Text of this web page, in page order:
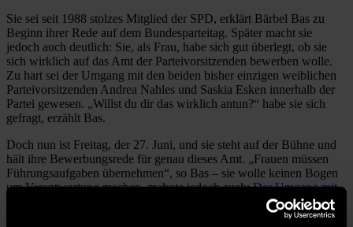
Sie sei seit 1988 stolzes Mitglied der SPD, erklärt Bärbel Bas zu
Beginn ihrer Rede auf dem Bundesparteitag. Später macht sie
jedoch auch deutlich: Sie, als Frau, habe sich gut überlegt, ob sie
sich wirklich auf das Amt der Parteivorsitzenden bewerben wolle.
Zu hart sei der Umgang mit den beiden bisher einzigen weiblichen
Parteivorsitzenden Andrea Nahles und Saskia Esken innerhalb der
Partei gewesen. „Willst du dir das wirklich antun?“ habe sie sich
gefragt, erzählt Bas.
Doch nun ist Freitag, der 27. Juni, und sie steht auf der Bühne und
hält ihre Bewerbungsrede für genau dieses Amt. „Frauen müssen
Führungsaufgaben übernehmen“, so Bas – sie wolle keinen Bogen
um Verantwortung machen, mahnte jedoch auch:Der Umgang mit
habe gezeigt, dass Solidarität auch in der
Sozialdemokratie nicht selbstverständlich sei. „Das müssen wir